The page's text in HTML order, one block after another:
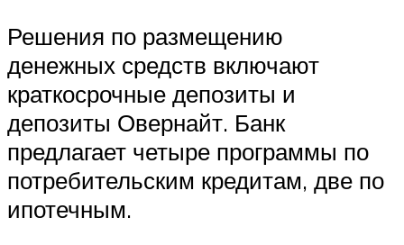
Решения по размещению
денежных средств включают
краткосрочные депозиты и
депозиты Овернайт. Банк
предлагает четыре программы по
потребительским кредитам, две по
ипотечным.